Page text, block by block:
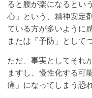
ると腰が楽になるとい
心」という、精神安定
ている方が多いように
または「予防」として
ただ、事実としてそれ
ますし、慢性化する可
痛」になってしまう恐